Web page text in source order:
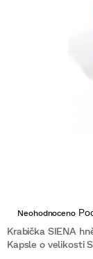
Krabička SIENA
Kapsle o velikosti
Průměrné
produktu
je
0,0
Neohodnoceno